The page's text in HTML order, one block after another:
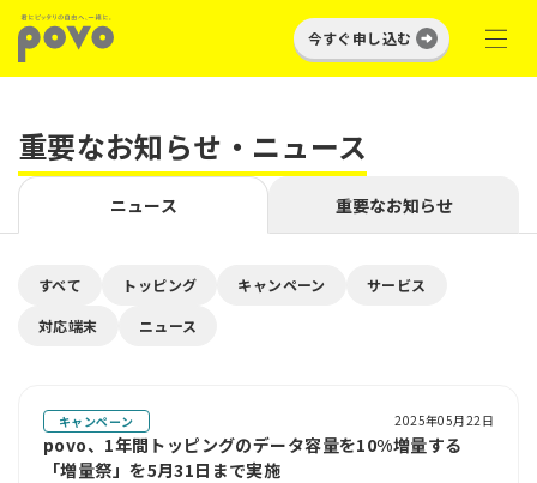
今すぐ申し込む
重要なお知らせ・ニュース
ニュース 重要なお知らせ
すべて トッピング キャンペーン
サービス
対応端末
ニュース
キャンペーン 2025年05月22日
povo、1年間トッピングのデータ容量を10%増量する
「増量祭」を5月31日まで実施